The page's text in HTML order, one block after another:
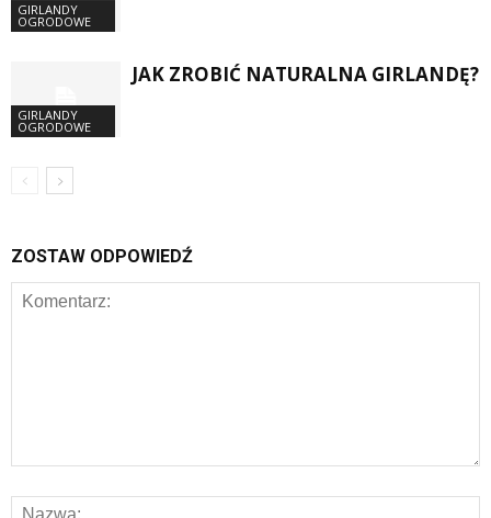
GIRLANDY
OGRODOWE
GIRLANDY
OGRODOWE
JAK ZROBIĆ NATURALNA GIRLANDĘ?
ZOSTAW ODPOWIEDŹ